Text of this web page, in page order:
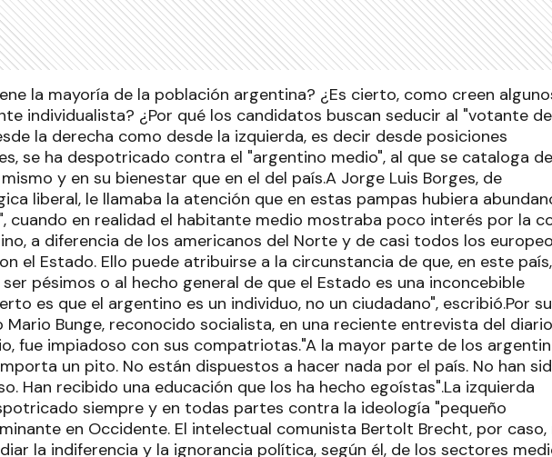
la mayoría de la población argentina? ¿Es cierto, como creen
individualista? ¿Por qué los candidatos buscan seducir al "votante de
la derecha como desde la izquierda, es decir desde posiciones
se ha despotricado contra el "argentino medio", al que se cataloga de
y en su bienestar que en el del país.A Jorge Luis Borges, de
liberal, le llamaba la atención que en estas pampas hubiera
cuando en realidad el habitante medio mostraba poco interés por la
a diferencia de los americanos del Norte y de casi todos los
el Estado. Ello puede atribuirse a la circunstancia de que, en este
pésimos o al hecho general de que el Estado es una inconcebible
es que el argentino es un individuo, no un ciudadano", escribió.Por su
Bunge, reconocido socialista, en una reciente entrevista del
fue impiadoso con sus compatriotas."A la mayor parte de los
un pito. No están dispuestos a hacer nada por el país. No han
Han recibido una educación que los ha hecho egoístas".La izquierda
siempre y en todas partes contra la ideología "pequeño
en Occidente. El intelectual comunista Bertolt Brecht, por caso,
la indiferencia y la ignorancia política, según él, de los sectores